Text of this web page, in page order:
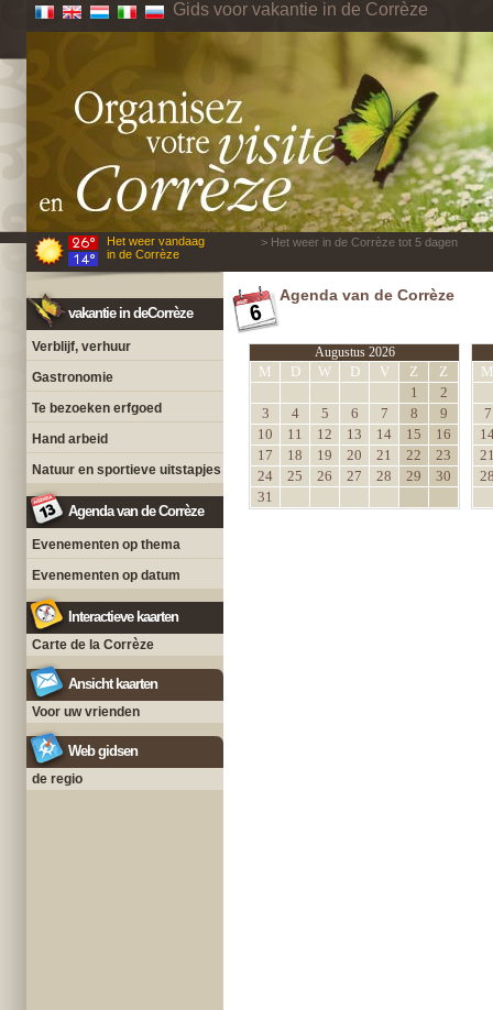
Gids voor vakantie in de Corrèze
Het weer vandaag
in de Corrèze
> Het weer in de Corrèze tot 5 dagen
vakantie in deCorrèze
Verblijf, verhuur
Gastronomie
Te bezoeken erfgoed
Hand arbeid
Natuur en sportieve uitstapjes
Agenda van de Corrèze
Evenementen op thema
Evenementen op datum
Interactieve kaarten
Carte de la Corrèze
Ansicht kaarten
Voor uw vrienden
Web gidsen
de regio
Agenda van de Corrèze
Augustus 2026
M D W D V Z
Z
1
2
3
4 5 6 7 8
9
10
11 12 13 14 15
16
17
18 19 20 21 22
23
24
25 26 27 28 29
30
31
M
7